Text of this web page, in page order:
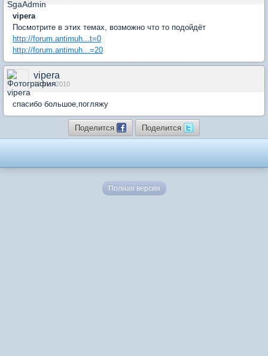
vipera
Посмотрите в этих темах, возможно что то подойдёт
http://forum.antimuh...t=0
http://forum.antimuh...=20
vipera
12 Mar 2010
спасибо большое,погляжу
Поделится Поделится
Полная версия